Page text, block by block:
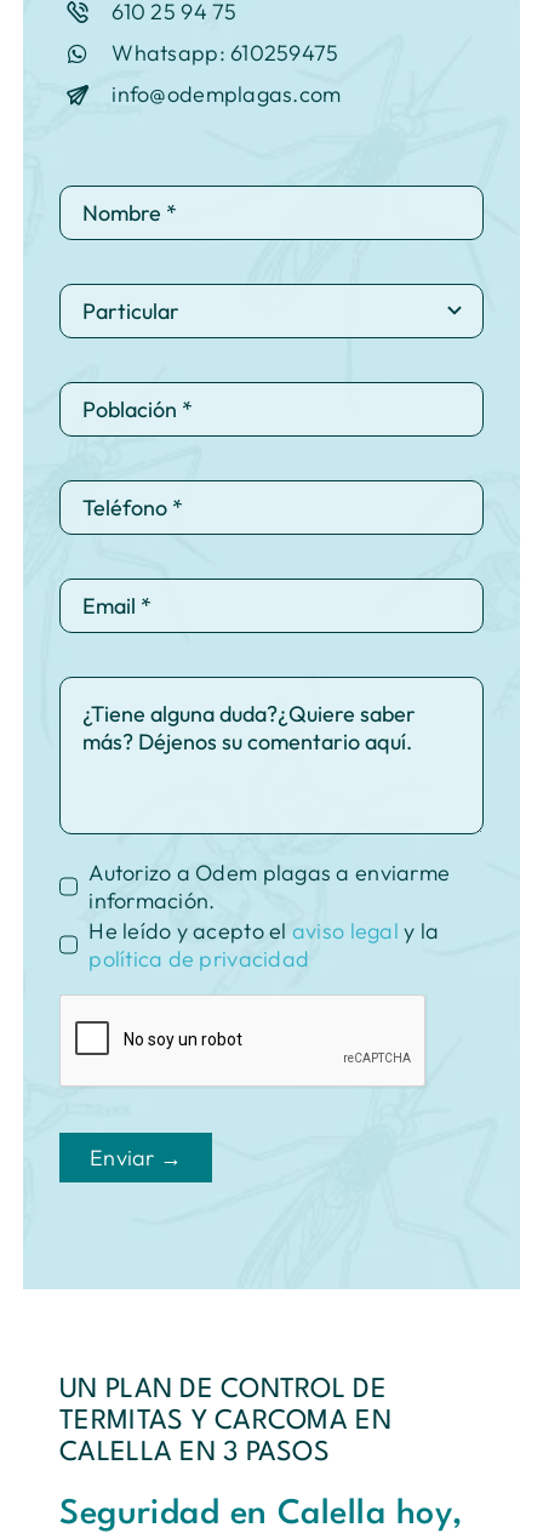
610 25 94 75
Whatsapp: 610259475
info@odemplagas.com
Autorizo a Odem plagas a enviarme
información.
He leído y acepto el aviso legal y la
política de privacidad
Enviar →
UN PLAN DE CONTROL DE
TERMITAS Y CARCOMA EN
CALELLA EN 3 PASOS
Seguridad en Calella hoy,